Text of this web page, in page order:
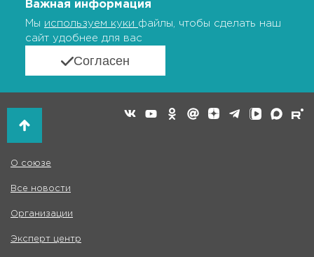
Важная информация
Мы используем куки файлы, чтобы сделать наш
сайт удобнее для вас
Согласен
О союзе
Все новости
Организации
Эксперт центр